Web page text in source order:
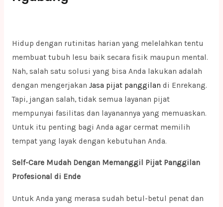
Hidup dengan rutinitas harian yang melelahkan tentu
membuat tubuh lesu baik secara fisik maupun mental.
Nah, salah satu solusi yang bisa Anda lakukan adalah
dengan mengerjakan Jasa pijat panggilan di Enrekang.
Tapi, jangan salah, tidak semua layanan pijat
mempunyai fasilitas dan layanannya yang memuaskan.
Untuk itu penting bagi Anda agar cermat memilih
tempat yang layak dengan kebutuhan Anda.
Self-Care Mudah Dengan Memanggil Pijat Panggilan
Profesional di Ende
Untuk Anda yang merasa sudah betul-betul penat dan